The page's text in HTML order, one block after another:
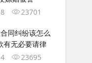
23701
同纠纷该怎么
有无必要请律
23695